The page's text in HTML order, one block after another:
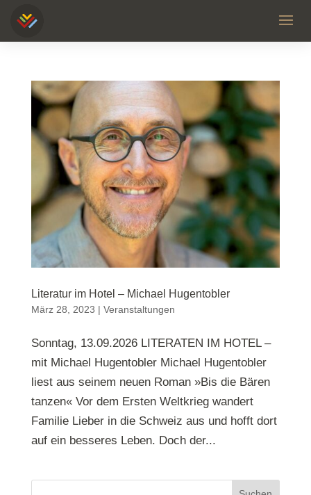
Literatur im Hotel – Michael Hugentobler
März 28, 2023 | Veranstaltungen
Sonntag, 13.09.2026 LITERATEN IM HOTEL –
mit Michael Hugentobler Michael Hugentobler
liest aus seinem neuen Roman »Bis die Bären
tanzen« Vor dem Ersten Weltkrieg wandert
Familie Lieber in die Schweiz aus und hofft dort
auf ein besseres Leben. Doch der...